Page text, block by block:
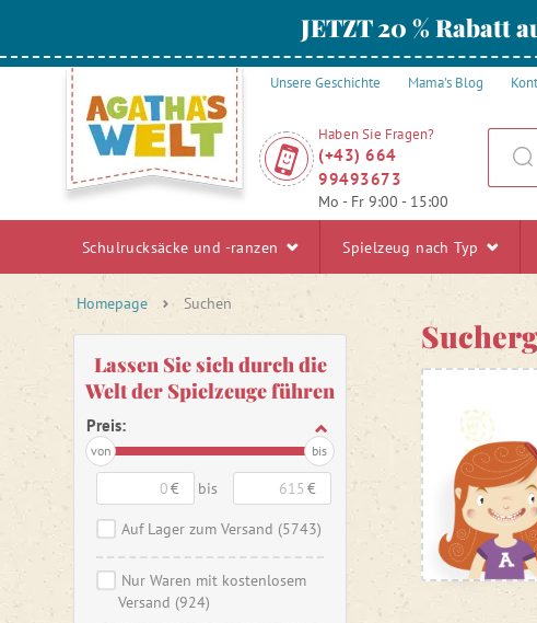
JETZT 20 % Rabatt
Unsere Geschichte Mama's Blog
Haben Sie Fragen?
(+43) 664
99493673
Mo - Fr 9:00 - 15:00
Schulrucksäcke und -ranzen Spielzeug nach Typ
Homepage Suchen
Lassen Sie sich durch die
Welt der Spielzeuge führen
Preis:
von bis
€ bis €
Auf Lager zum Versand (5743)
Nur Waren mit kostenlosem
Versand (924)